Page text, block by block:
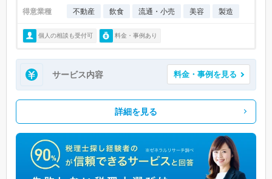
得意業種 不動産 飲食 流通・小売 美容 製造
個人の相談も受付可 料金・事例あり
サービス内容 料金・事例を見る
詳細を見る